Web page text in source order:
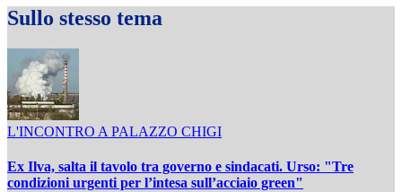
Sullo stesso tema
L'INCONTRO A PALAZZO CHIGI
Ex Ilva, salta il tavolo tra governo e sindacati. Urso: "Tre
condizioni urgenti per l’intesa sull’acciaio green"